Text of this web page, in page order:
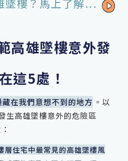
高雄墜樓意外發
這5處！
在我們意想不到的地方 。以
生高雄墜樓意外的危險區
層住宅中最常見的高雄墜樓風